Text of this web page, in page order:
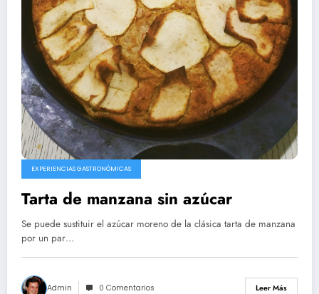
EXPERIENCIAS GASTRONÓMICAS
Tarta de manzana sin azúcar
Se puede sustituir el azúcar moreno de la clásica tarta de manzana
por un par…
Admin 0 Comentarios Leer Más